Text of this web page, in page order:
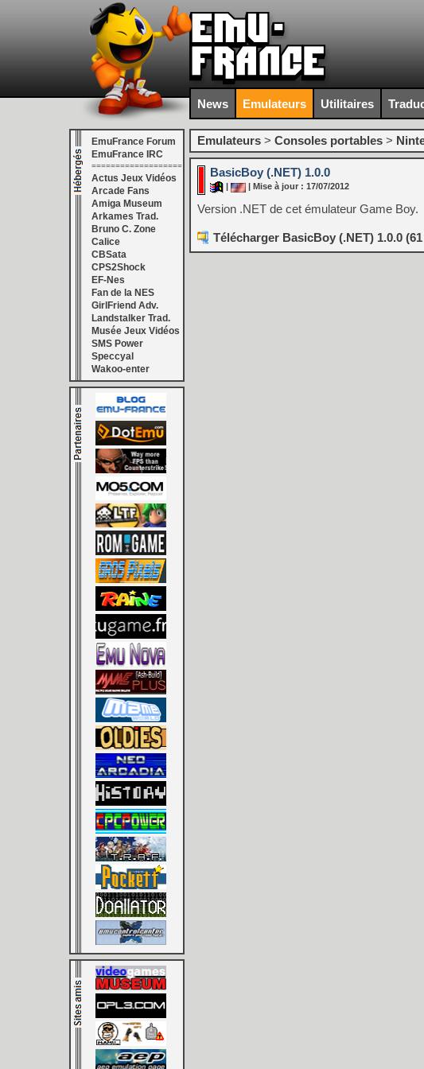
News Emulateurs Utilitaires
EmuFrance Forum
EmuFrance IRC
===================
Actus Jeux Vidéos
Arcade Fans
Amiga Museum
Arkames Trad.
Bruno C. Zone
Calice
CBSata
CPS2Shock
EF-Nes
Fan de la NES
GirlFriend Adv.
Landstalker Trad.
Musée Jeux Vidéos
SMS Power
Speccyal
Wakoo-enter
Emulateurs > Consoles portables >
BasicBoy (.NET) 1.0.0
| Mise à jour : 17/07/2012
Version .NET de cet émulateur Game Boy.
Télécharger BasicBoy (.NET) 1.0.0